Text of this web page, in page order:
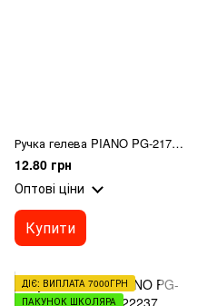
Ручка гелева PIANO PG-2177 синя
12.80 грн
Оптові ціни
Купити
ДІЄ: ВИПЛАТА 7000ГРН
ПАКУНОК ШКОЛЯРА